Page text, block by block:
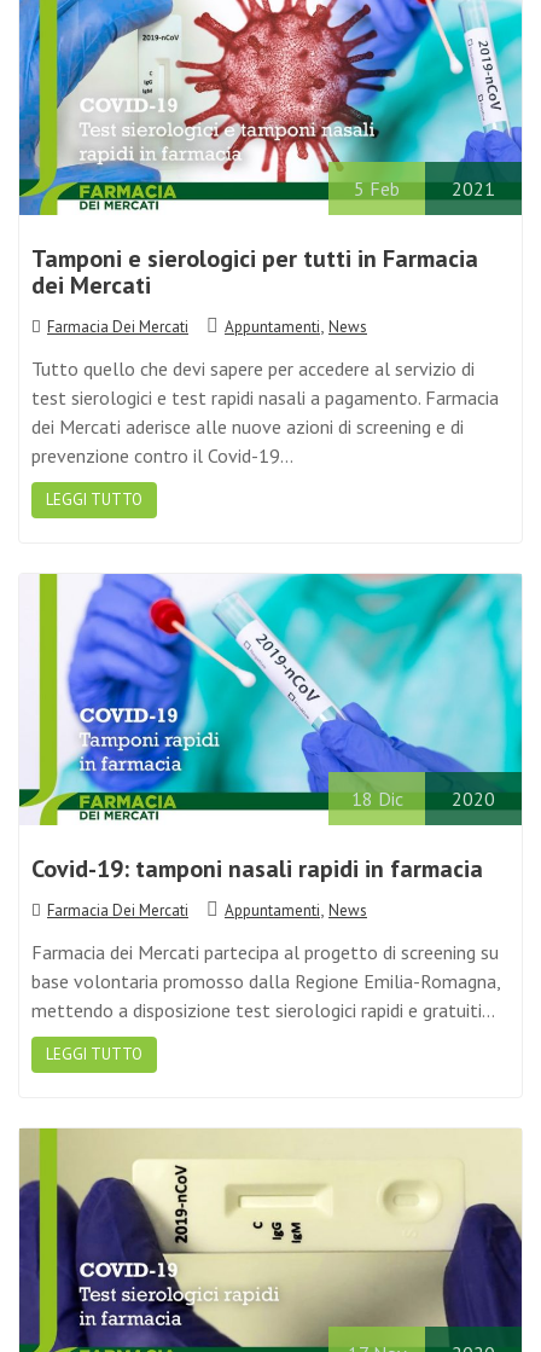
5Feb 2021
dei Mercati
Farmacia Dei Mercati
Tutto quello che devi sapere per accedere al servizio di
test sierologici e test rapidi nasali a pagamento. Farmacia
dei Mercati aderisce alle nuove azioni di screening e di
prevenzione contro il Covid-19…
18Dic 2020
Farmacia Dei Mercati Appuntamenti,News
Farmacia dei Mercati partecipa al progetto di screening su
base volontaria promosso dalla Regione Emilia-Romagna,
mettendo a disposizione test sierologici rapidi e gratuiti…
17Nov 2020